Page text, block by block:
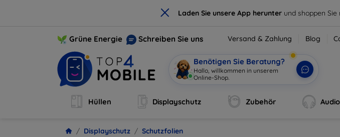
× Laden Sie unsere App herunter und shoppen Sie
Grüne Energie Schreiben Sie uns Versand & Zahlung Blog
Benötigen Sie Beratung?
Hallo, willkommen in unserem
Online-Shop.
Hüllen Displayschutz Zubehör Audio
Displayschutz Schutzfolien